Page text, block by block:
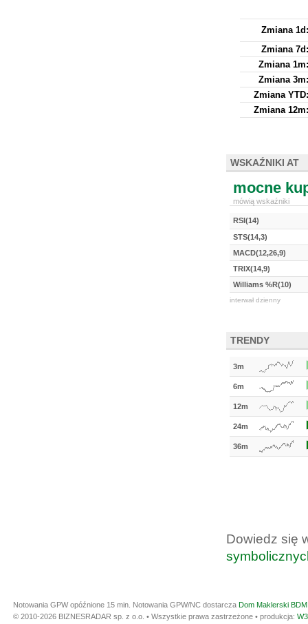
Zmiana 1d:
Zmiana 7d:
Zmiana 1m:
Zmiana 3m:
Zmiana YTD:
Zmiana 12m:
WSKAŹNIKI AT
mocne
mówią wskaźniki
RSI(14)
STS(14,3)
MACD(12,26,9)
TRIX(14,9)
Williams %R(10)
interwał dzienny
TRENDY
3m
6m
12m
24m
36m
Dowiedz się
Notowania GPW opóźnione 15 min. Notowania GPW/NC dostarcza Dom Maklerski
© 2010-2026 BIZNESRADAR sp. z o.o. • Wszystkie prawa zastrzeżone • produkcja: